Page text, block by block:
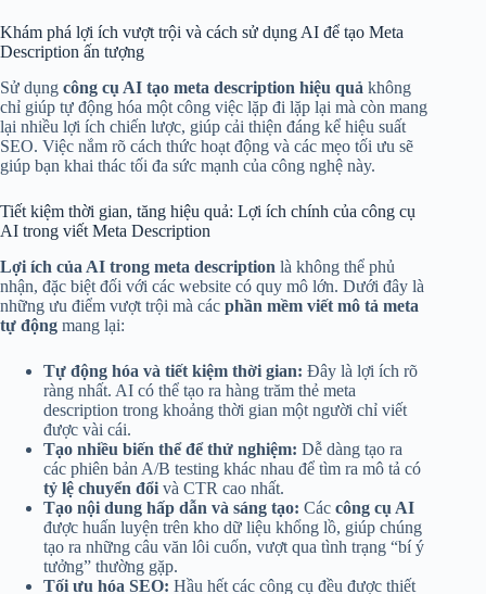
Khám phá lợi ích vượt trội và cách sử dụng AI để tạo Meta
Description ấn tượng
Sử dụng công cụ AI tạo meta description hiệu quả không
chỉ giúp tự động hóa một công việc lặp đi lặp lại mà còn mang
lại nhiều lợi ích chiến lược, giúp cải thiện đáng kể hiệu suất
SEO. Việc nắm rõ cách thức hoạt động và các mẹo tối ưu sẽ
giúp bạn khai thác tối đa sức mạnh của công nghệ này.
Tiết kiệm thời gian, tăng hiệu quả: Lợi ích chính của công cụ
AI trong viết Meta Description
Lợi ích của AI trong meta description là không thể phủ
nhận, đặc biệt đối với các website có quy mô lớn. Dưới đây là
những ưu điểm vượt trội mà các phần mềm viết mô tả meta
tự động mang lại:
Tự động hóa và tiết kiệm thời gian: Đây là lợi ích rõ
ràng nhất. AI có thể tạo ra hàng trăm thẻ meta
description trong khoảng thời gian một người chỉ viết
được vài cái.
Tạo nhiều biến thể để thử nghiệm: Dễ dàng tạo ra
các phiên bản A/B testing khác nhau để tìm ra mô tả có
tỷ lệ chuyển đổi và CTR cao nhất.
Tạo nội dung hấp dẫn và sáng tạo: Các công cụ AI
được huấn luyện trên kho dữ liệu khổng lồ, giúp chúng
tạo ra những câu văn lôi cuốn, vượt qua tình trạng “bí ý
tưởng” thường gặp.
Tối ưu hóa SEO: Hầu hết các công cụ đều được thiết